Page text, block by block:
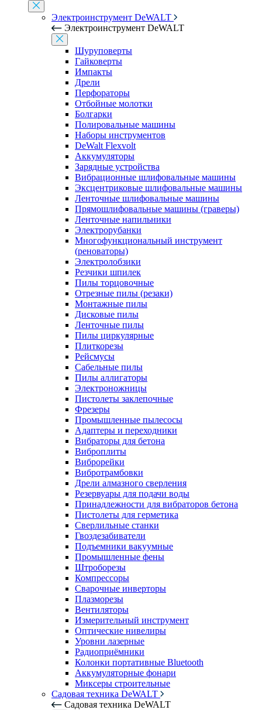
Электроинструмент DeWALT
Электроинструмент DeWALT
Шуруповерты
Гайковерты
Импакты
Дрели
Перфораторы
Отбойные молотки
Болгарки
Полировальные машины
Наборы инструментов
DeWalt Flexvolt
Аккумуляторы
Зарядные устройства
Вибрационные шлифовальные машины
Эксцентриковые шлифовальные машины
Ленточные шлифовальные машины
Прямошлифовальные машины (граверы)
Ленточные напильники
Электрорубанки
Многофункциональный инструмент
(реноваторы)
Электролобзики
Резчики шпилек
Пилы торцовочные
Отрезные пилы (резаки)
Монтажные пилы
Дисковые пилы
Ленточные пилы
Пилы циркулярные
Плиткорезы
Рейсмусы
Сабельные пилы
Пилы аллигаторы
Электроножницы
Пистолеты заклепочные
Фрезеры
Промышленные пылесосы
Адаптеры и переходники
Вибраторы для бетона
Виброплиты
Виброрейки
Вибротрамбовки
Дрели алмазного сверления
Резервуары для подачи воды
Принадлежности для вибраторов бетона
Пистолеты для герметика
Сверлильные станки
Гвоздезабиватели
Подъемники вакуумные
Промышленные фены
Штроборезы
Компрессоры
Сварочные инверторы
Плазморезы
Вентиляторы
Измерительный инструмент
Оптические нивелиры
Уровни лазерные
Радиоприёмники
Колонки портативные Bluetooth
Аккумуляторные фонари
Миксеры строительные
Садовая техника DeWALT
Садовая техника DeWALT